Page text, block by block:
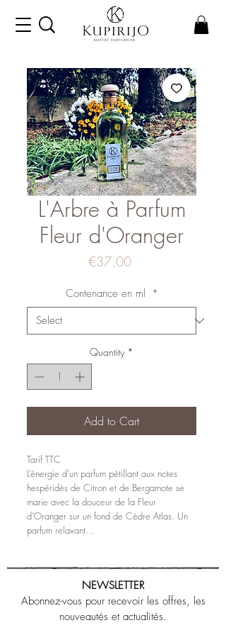
L'Arbre à Parfum
Fleur d'Oranger
€37.00Price
Contenance en ml *
Quantity *
Add to Cart
Tarif TTC
L’énergie d’un parfum pétillant aux notes
hespéridés de Citron et de Bergamote se
marie avec la douceur de la Fleur
d’Oranger sur un fond de Cèdre Atlas. Un
parfum relaxant…
NEWSLETTER
Abonnez-vous pour recevoir les offres, les
nouveautés et actualités.